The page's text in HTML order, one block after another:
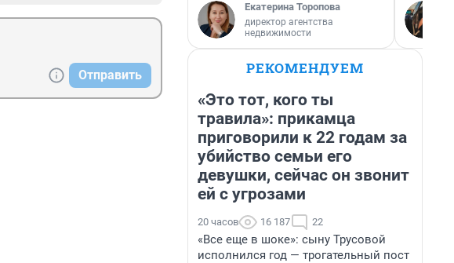
Отправить
Екатерина Торопова
директор агентства
недвижимости
РЕКОМЕНДУЕМ
«Это тот, кого ты
травила»: прикамца
приговорили к 22 годам за
убийство семьи его
девушки, сейчас он звонит
ей с угрозами
20 часов 16 187 22
«Все еще в шоке»: сыну Трусовой
исполнился год — трогательный пост